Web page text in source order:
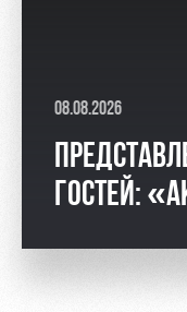
08.08.2026
ГОСТЕЙ: